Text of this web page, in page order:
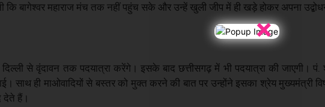
×
कि बागेश्वर महाराज मंच तक नहीं पहुंच सके और उन्हें खुली जीप में ही खड़े होकर अपना
से वृंदावन तक पदयात्रा करेंगे। इसके बाद छत्तीसगढ़ में भी पदयात्रा की जाएगी। पं.
साथ ही माओवादियों से बस्तर को मुक्त करने की बात पर उन्होंने इसका श्रेय मुख्यमंत्री
देते हैं।